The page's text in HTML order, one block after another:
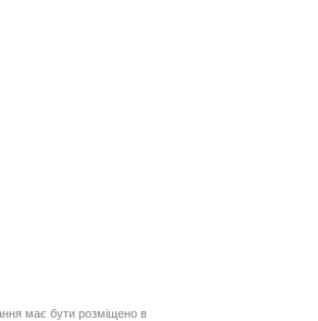
має бути розміщено в